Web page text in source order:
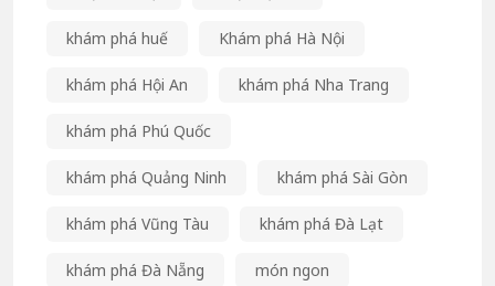
khám phá huế Khám phá Hà Nội
khám phá Hội An khám phá Nha Trang
khám phá Phú Quốc
khám phá Quảng Ninh khám phá Sài Gòn
khám phá Vũng Tàu khám phá Đà Lạt
khám phá Đà Nẵng món ngon